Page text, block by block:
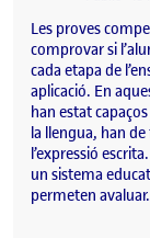
Les proves
comprovar si
cada etapa de
aplicació. En
han estat
la llengua, han
l’expressió
un sistema
permeten